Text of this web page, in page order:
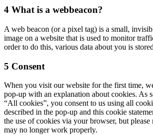
4 What is a webbeacon?
A web beacon (or a pixel tag) is a small,
image on a website that is used to monitor
order to do this, various data about you is
5 Consent
When you visit our website for the first time,
pop-up with an explanation about cookies. As
“All cookies”, you consent to us using all
described in the pop-up and this cookie
the use of cookies via your browser, but please
may no longer work properly.